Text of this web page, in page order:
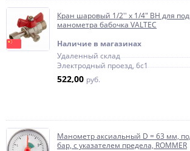
Кран шаровый 1/2'' x 1/4" ВН для
манометра бабочка VALTEC
Наличие в магазинах
Удаленный склад
Электродный проезд, 6с1
522,00 руб.
Манометр аксиальный D = 63 мм,
бар, с указателем предела, ROMMER